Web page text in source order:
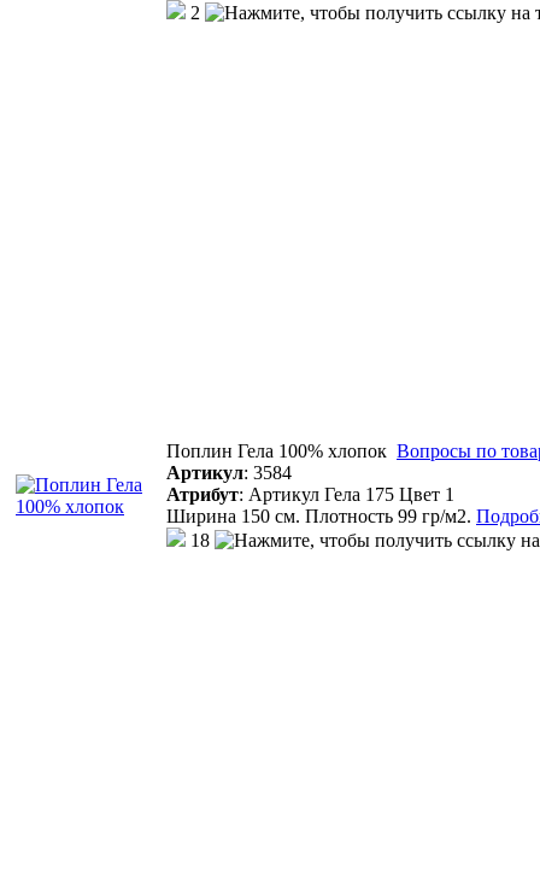
2
Поплин Гела 100% хлопок Вопросы по
Артикул: 3584
Атрибут: Артикул Гела 175 Цвет 1
Ширина 150 см. Плотность 99 гр/м2.
18